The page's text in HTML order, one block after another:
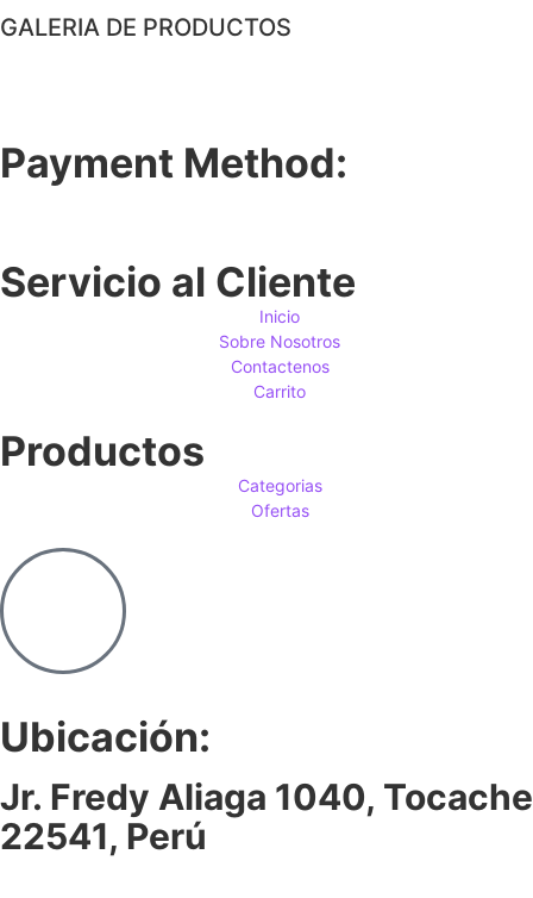
GALERIA DE PRODUCTOS
Payment Method:
Servicio al Cliente
Inicio
Sobre Nosotros
Contactenos
Carrito
Productos
Categorias
Ofertas
Ubicación:
Jr. Fredy Aliaga 1040, Tocache
22541, Perú